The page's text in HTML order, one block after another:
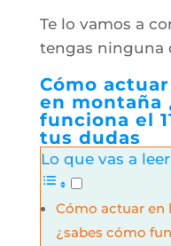
Te lo vamos a
tengas ninguna
Cómo
en montaña
funciona el
tus dudas
Lo que vas a
Cómo actuar en
¿sabes cómo